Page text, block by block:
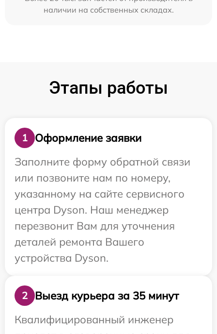
наличии на собственных складах.
Этапы работы
1
Оформление заявки
Заполните форму обратной связи
или позвоните нам по номеру,
указанному на сайте сервисного
центра Dyson. Наш менеджер
перезвонит Вам для уточнения
деталей ремонта Вашего
устройства Dyson.
2
Выезд курьера за 35 минут
Квалифицированный инженер